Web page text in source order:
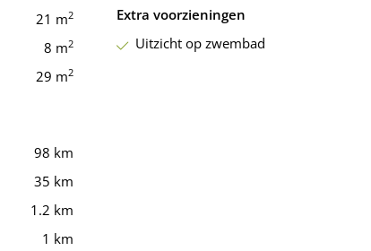
21 m2
8 m2
29 m2
98 km
35 km
1.2 km
1 km
Extra voorzieningen
Uitzicht op zwembad